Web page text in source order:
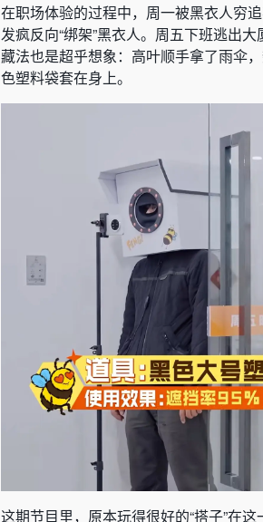
在职场体验的过程中，周一被黑衣人穷
发疯反向“绑架”黑衣人。周五下班逃出
藏法也是超乎想象：高叶顺手拿了雨伞
色塑料袋套在身上。
这期节目里，原本玩得很好的“搭子”在